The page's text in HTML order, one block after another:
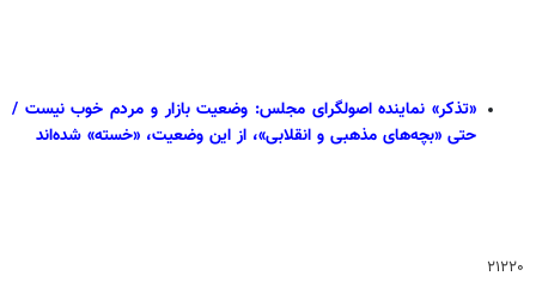
«تذکر» نماینده اصولگرای مجلس: وضعیت بازار و مردم خوب نیست /
حتی «بچه‌های مذهبی و انقلابی»، از این وضعیت، «خسته» شده‌اند
۲۱۲۲۰